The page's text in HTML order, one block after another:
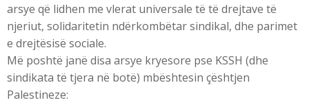
arsye që lidhen me vlerat universale të të drejtave të
njeriut, solidaritetin ndërkombëtar sindikal, dhe parimet
e drejtësisë sociale.
Më poshtë janë disa arsye kryesore pse KSSH (dhe
sindikata të tjera në botë) mbështesin çështjen
Palestineze: